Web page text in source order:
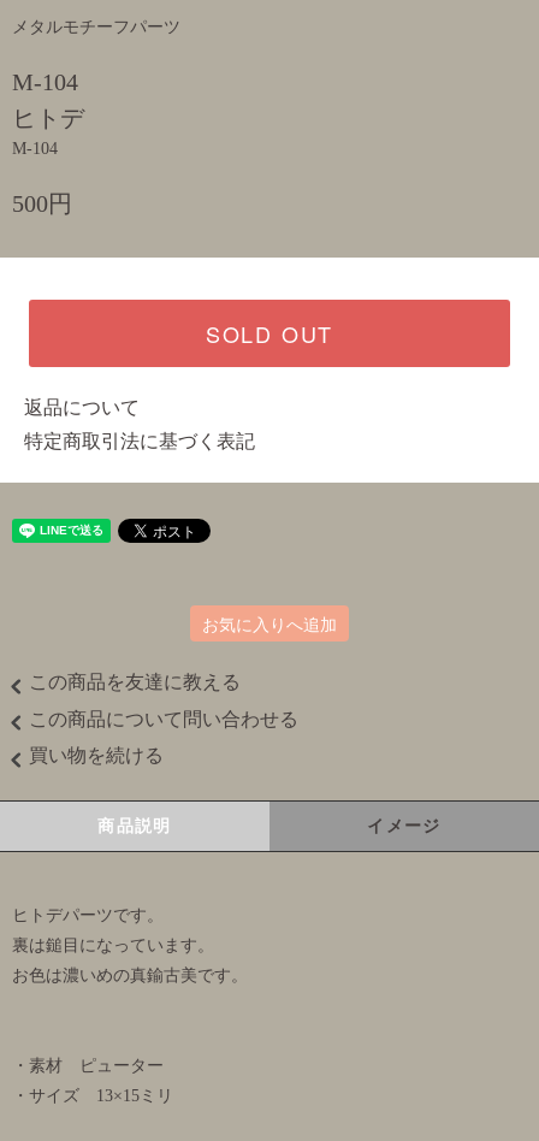
メタルモチーフパーツ
M-104
ヒトデ
M-104
500円
SOLD OUT
返品について
特定商取引法に基づく表記
お気に入りへ追加
この商品を友達に教える
この商品について問い合わせる
買い物を続ける
商品説明 イメージ
ヒトデパーツです。
裏は鎚目になっています。
お色は濃いめの真鍮古美です。
・素材 ピューター
・サイズ 13×15ミリ